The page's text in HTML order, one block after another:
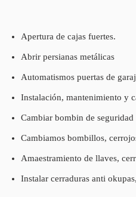
Apertura de cajas fuertes.
Abrir persianas metálicas
Automatismos puertas de
Instalación, mantenimiento y
Cambiar bombin de seguridad
Cambiamos bombillos,
Amaestramiento de llaves,
Instalar cerraduras anti